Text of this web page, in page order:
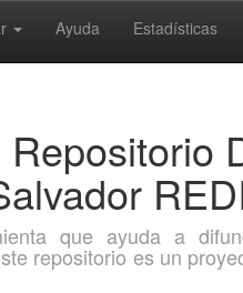
Ayuda Estadísticas
que ayuda a
repositorio es un